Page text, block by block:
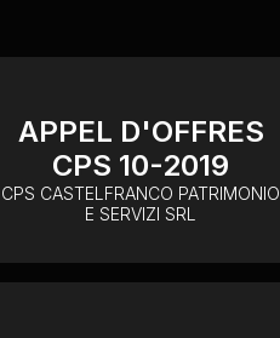
APPEL D'OFFRES
CPS 10-2019
CPS CASTELFRANCO PATRIMONIO
E SERVIZI SRL